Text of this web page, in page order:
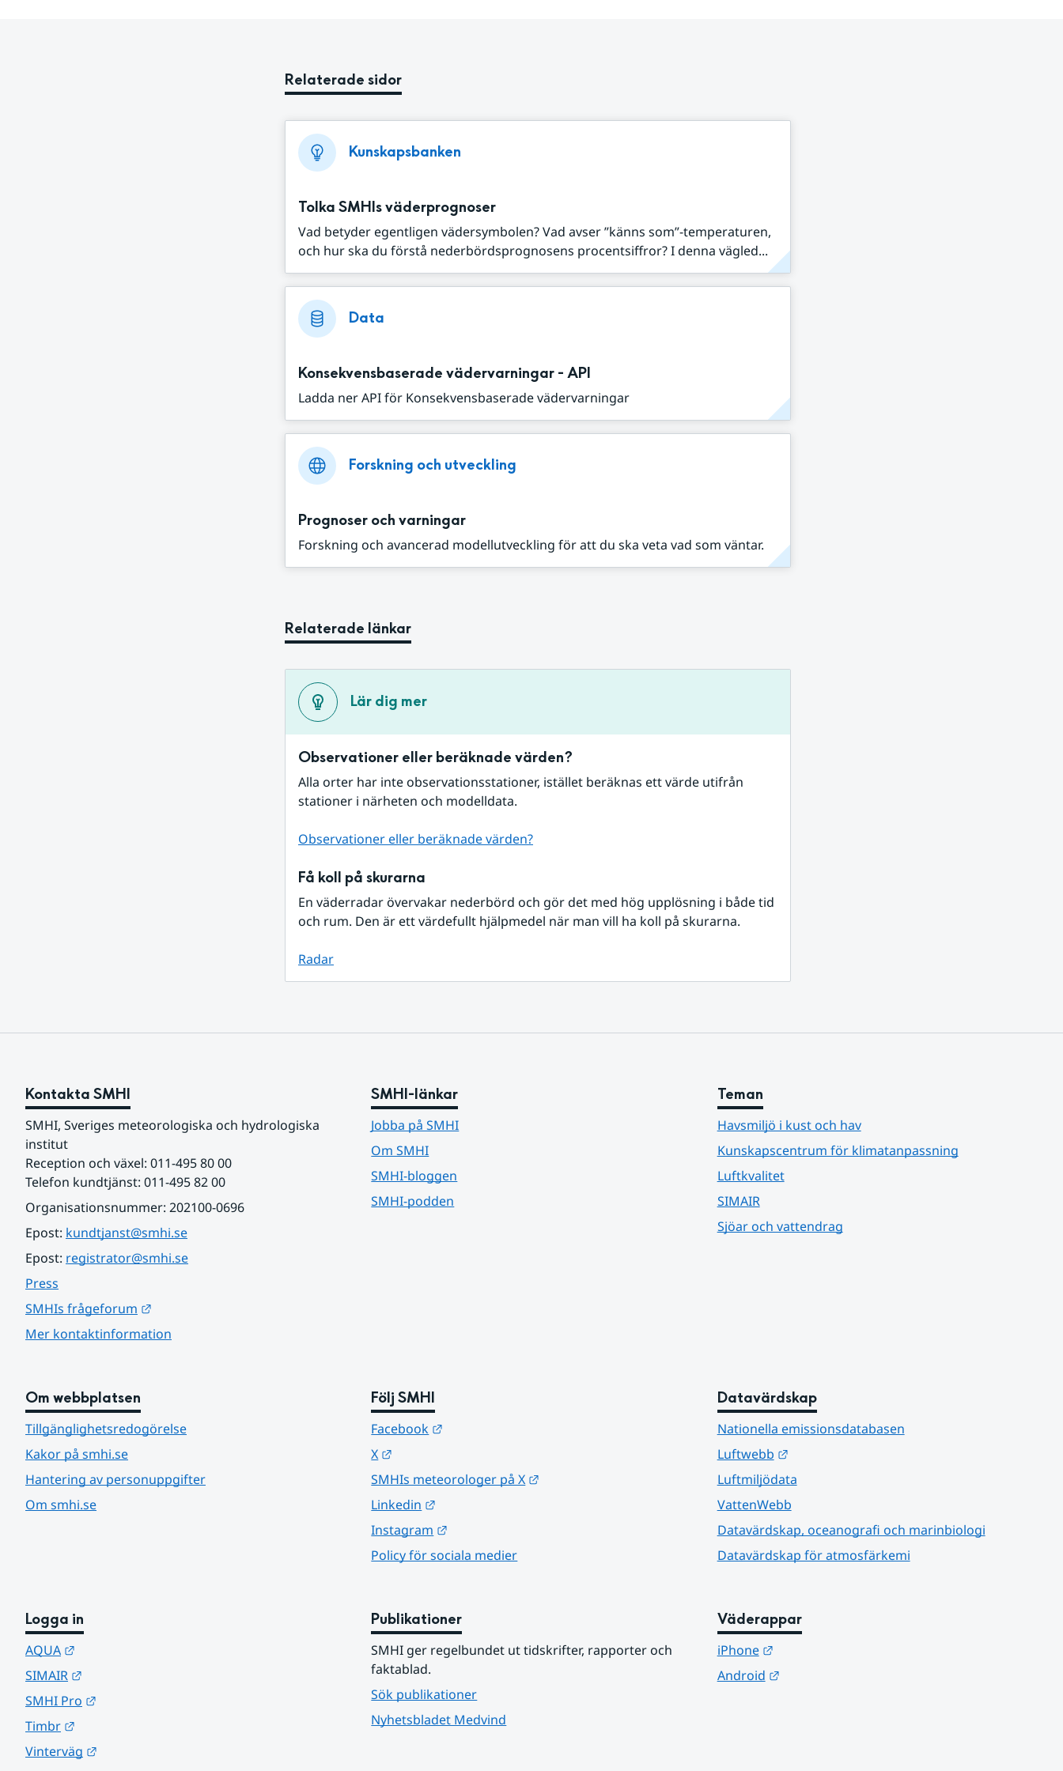
Relaterade sidor
Kunskapsbanken
Tolka SMHIs väderprognoser
Vad betyder egentligen vädersymbolen? Vad avser ”känns som”-temperaturen,
och hur ska du förstå nederbördsprognosens procentsiffror? I denna vägled...
Data
Konsekvensbaserade vädervarningar - API
Ladda ner API för Konsekvensbaserade vädervarningar
Forskning och utveckling
Prognoser och varningar
Forskning och avancerad modellutveckling för att du ska veta vad som väntar.
Relaterade länkar
Lär dig mer
Observationer eller beräknade värden?
Alla orter har inte observationsstationer, istället beräknas ett värde utifrån
stationer i närheten och modelldata.
Observationer eller beräknade värden?
Få koll på skurarna
En väderradar övervakar nederbörd och gör det med hög upplösning i både tid
och rum. Den är ett värdefullt hjälpmedel när man vill ha koll på skurarna.
Radar
Kontakta SMHI
SMHI, Sveriges meteorologiska och hydrologiska
institut
Reception och växel: 011-495 80 00
Telefon kundtjänst: 011-495 82 00
Organisationsnummer: 202100-0696
Epost: kundtjanst@smhi.se
Epost: registrator@smhi.se
Press
SMHIs frågeforum
Mer kontaktinformation
SMHI-länkar
Jobba på SMHI
Om SMHI
SMHI-bloggen
SMHI-podden
Teman
Havsmiljö i kust och hav
Kunskapscentrum för klimatanpassning
Luftkvalitet
SIMAIR
Sjöar och vattendrag
Om webbplatsen
Tillgänglighetsredogörelse
Kakor på smhi.se
Hantering av personuppgifter
Om smhi.se
Följ SMHI
Facebook
X
SMHIs meteorologer på X
Linkedin
Instagram
Policy för sociala medier
Datavärdskap
Nationella emissionsdatabasen
Luftwebb
Länk till annan webbplats.
Luftmiljödata
VattenWebb
Datavärdskap, oceanografi och marinbiologi
Datavärdskap för atmosfärkemi
Logga in
AQUA
SIMAIR
SMHI Pro
Timbr
Vinterväg
Publikationer
SMHI ger regelbundet ut tidskrifter, rapporter och
faktablad.
Sök publikationer
Nyhetsbladet Medvind
Väderappar
iPhone
Länk till annan webbplats.
Android
Länk till annan webbplats.